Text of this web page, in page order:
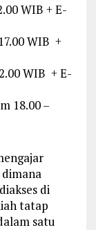
WIB + E-
WIB +
WIB + E-
18.00 –
di
tatap
satu